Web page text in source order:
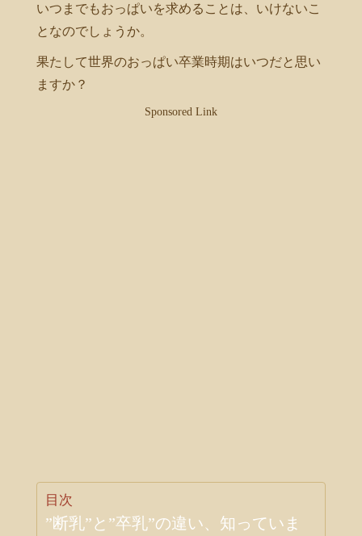
いつまでもおっぱいを求めることは、いけないこ
となのでしょうか。
果たして世界のおっぱい卒業時期はいつだと思い
ますか？
Sponsored Link
目次
”断乳”と”卒乳”の違い、知っていま